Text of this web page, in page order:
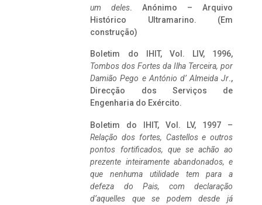
um deles. Anónimo – Arquivo
Histórico Ultramarino. (Em
construção)
Boletim do IHIT, Vol. LIV, 1996,
Tombos dos Fortes da Ilha Terceira, por
Damião Pego e António d’ Almeida Jr.,
Direcção dos Serviços de
Engenharia do Exército.
Boletim do IHIT, Vol. LV, 1997 –
Relação dos fortes, Castellos e outros
pontos fortificados, que se achão ao
prezente inteiramente abandonados, e
que nenhuma utilidade tem para a
defeza do Pais, com declaração
d’aquelles que se podem desde já